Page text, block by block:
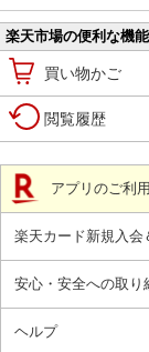
楽天市場の便利な機能
買い物かご
閲覧履歴
アプリのご利
楽天カード新規入会
安心・安全への取り
ヘルプ